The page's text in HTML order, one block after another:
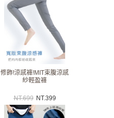
修飾!涼感褲!MIT束腹涼感
紗輕盈褲
NT.699 NT.399